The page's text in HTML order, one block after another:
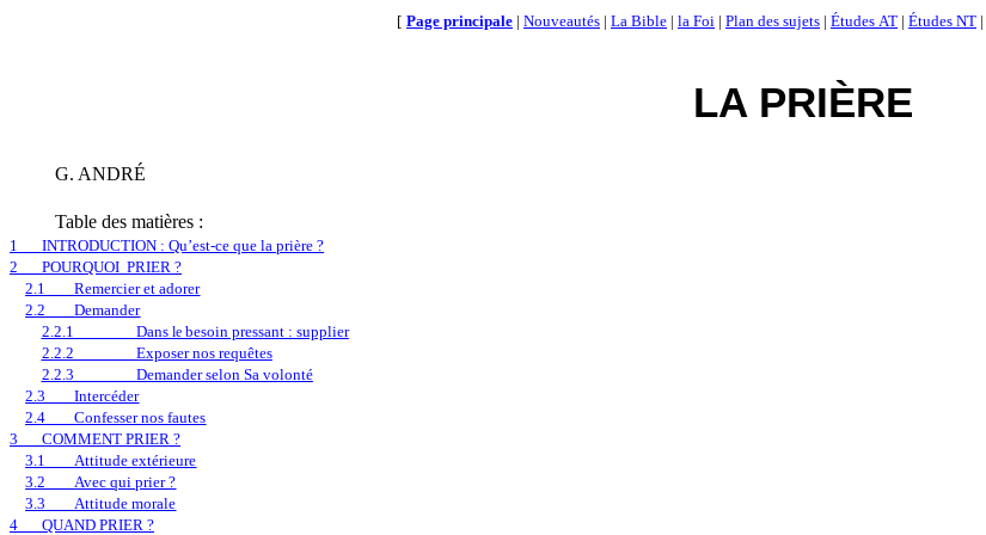
[ Page principale | Nouveautés | La Bible | la Foi | Plan des sujets | Études AT | Études NT |
LA PRIÈRE
G. ANDRÉ
Table des matières :
1
INTRODUCTION : Qu’est-ce que la prière ?
2
POURQUOI PRIER ?
2.1
Remercier et adorer
2.2
Demander
2.2.1
Dans le besoin pressant : supplier
2.2.2
Exposer nos requêtes
2.2.3
Demander selon Sa volonté
2.3
Intercéder
2.4
Confesser nos fautes
3
COMMENT PRIER ?
3.1
Attitude extérieure
3.2
Avec qui prier ?
3.3
Attitude morale
4
QUAND PRIER ?